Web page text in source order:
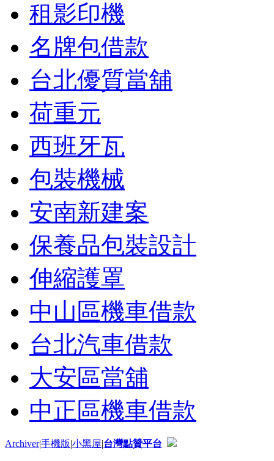
租影印機
名牌包借款
台北優質當舖
荷重元
西班牙瓦
包裝機械
安南新建案
保養品包裝設計
伸縮護罩
中山區機車借款
台北汽車借款
大安區當舖
中正區機車借款
Archiver|手機版|小黑屋|台灣點贊平台